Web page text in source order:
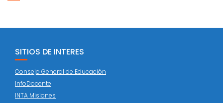
SITIOS DE INTERES
Consejo General de Educación
InfoDocente
INTA Misiones